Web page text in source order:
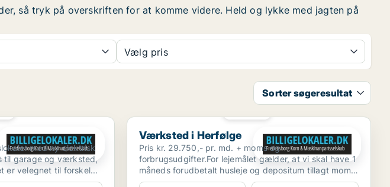
så tryk på overskriften for at komme videre. Held og lykke med jagten på
Vælg pris
Sorter søgeresultat
med ny elektrisk
til garage og værksted,
er velegnet til forskel...
Værksted i Herfølge
Værksted i Herfølge
Pris kr. 29.750,- pr. md. + moms og
forbrugsudgifter.For lejemålet gælder, at vi skal have 1
måneds forudbetalt husleje og depositum tillagt moms.
Lokalern...